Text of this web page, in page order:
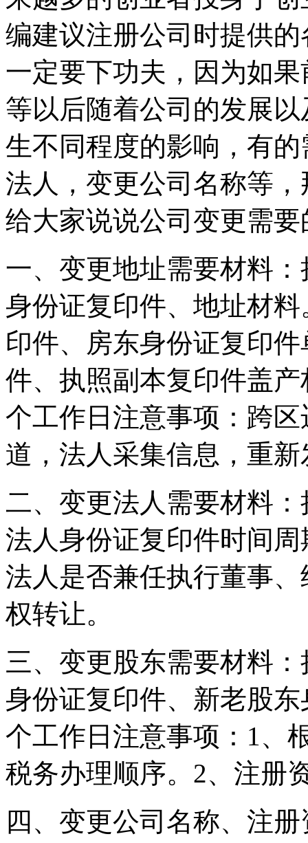
编建议注册公司时提供
一定要下功夫，因为如
等以后随着公司的发展
生不同程度的影响，有
法人，变更公司名称等
给大家说说公司变更需
一、变更地址需要材料
身份证复印件、地址材
印件、房东身份证复印
件、执照副本复印件盖
个工作日注意事项：跨
道，法人采集信息，重
二、变更法人需要材料
法人身份证复印件时间
法人是否兼任执行董事
权转让。
三、变更股东需要材料
身份证复印件、新老股
个工作日注意事项：1、
税务办理顺序。2、注册
四、变更公司名称、注